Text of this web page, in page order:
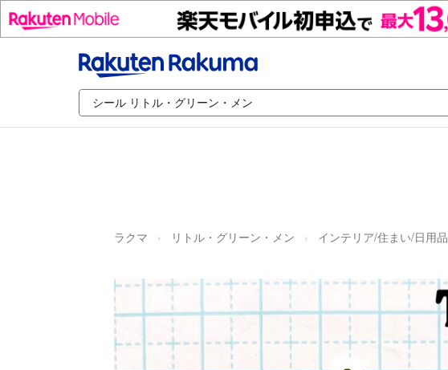
ラクマ リトル・グリーン・メン インテリア/住まい/日用品